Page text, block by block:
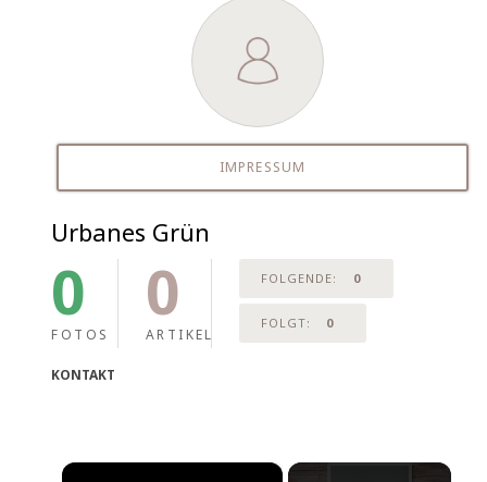
IMPRESSUM
Urbanes Grün
0
FOTOS
0
ARTIKEL
FOLGENDE: 0
FOLGT: 0
KONTAKT
×